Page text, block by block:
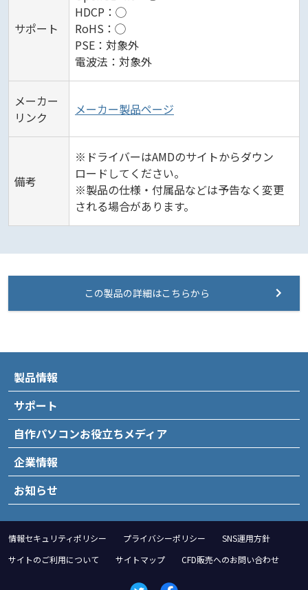
サポート
HDCP：◯
RoHS：◯
PSE：対象外
電波法：対象外
メーカー
リンク
メーカー製品ページ
備考
※ドライバーはAMDのサイトからダウン
ロードしてください。
※製品の仕様・付属品などは予告なく変更
される場合があります。
この製品の詳細はこちらから
製品情報
サポート
自作パソコンお役立ちメディア
企業情報
お知らせ
情報セキュリティポリシー プライバシーポリシー
SNS運用方針
サイトのご利用について
サイトマップ CFD販売へのお問い合わせ